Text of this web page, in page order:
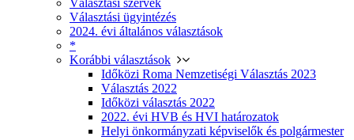
Választási szervek
Választási ügyintézés
2024. évi általános választások
*
Korábbi választások
Időközi Roma Nemzetiségi Választás 2023
Választás 2022
Időközi választás 2022
2022. évi HVB és HVI határozatok
Helyi önkormányzati képviselők és polgármester